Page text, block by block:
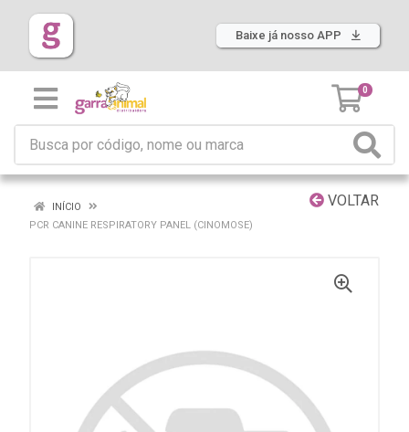
Baixe já nosso APP
0
VOLTAR
INÍCIO
PCR CANINE RESPIRATORY PANEL (CINOMOSE)